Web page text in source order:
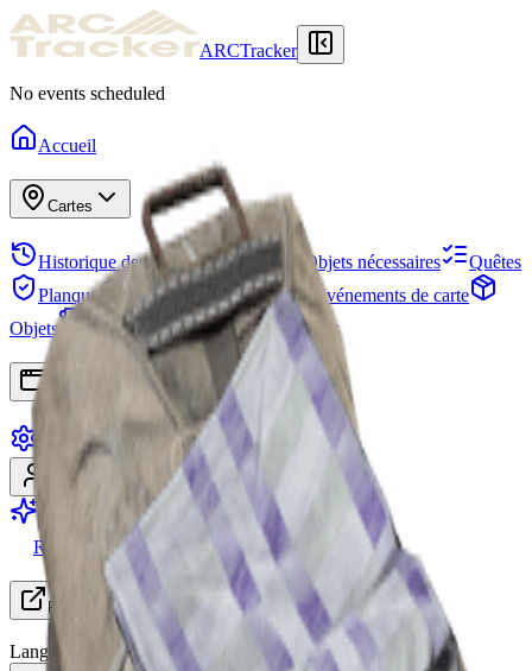
ARCTracker
No events scheduled
Accueil
Cartes
Historique des raids Réserve Objets nécessaires
Quêtes
Planque
Projets Escouades
Événements de carte
Objets
Saisons Arbre de compétences
Paramètres
Se connecter S'inscrire
Passer Premium
Recherche de groupe
Ressources
Langue